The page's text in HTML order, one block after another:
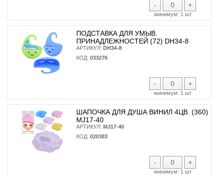
- +
минимум: 1 шт
ПОДСТАВКА ДЛЯ УМЫВ.
ПРИНАДЛЕЖНОСТЕЙ (72) DH34-8
АРТИКУЛ: DH34-8
КОД: 033276
- +
минимум: 1 шт
ШАПОЧКА ДЛЯ ДУША ВИНИЛ 4ЦВ. (360)
MJ17-40
АРТИКУЛ: MJ17-40
КОД: 020383
- +
минимум: 1 шт